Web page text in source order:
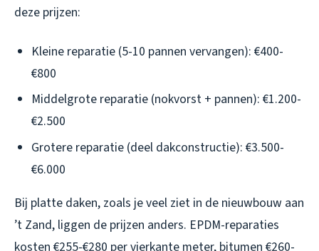
deze prijzen:
Kleine reparatie (5-10 pannen vervangen): €400-
€800
Middelgrote reparatie (nokvorst + pannen): €1.200-
€2.500
Grotere reparatie (deel dakconstructie): €3.500-
€6.000
Bij platte daken, zoals je veel ziet in de nieuwbouw aan
’t Zand, liggen de prijzen anders. EPDM-reparaties
kosten €255-€280 per vierkante meter, bitumen €260-